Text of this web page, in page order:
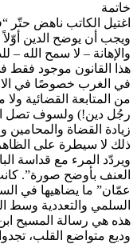
خاتمة
اغتيل الكاتب ناهض حتّر
ويجب أن يوضح الدين أوّلاً
والإهانة – لا سمح الله –
هذا القانون موجود فقط
في الغرب خصوصًا في
من المتابعة القضائية
رجُل دين!) ولسوف تصل
زيادة القضاة والمحامين
ذلك لا سيطرة على
ويردّد المرء مع قداسة
العنف بأوضح صورة”.
عمّان” ما يضاهيها في
السلمي والتعددية وسط
هذه هي رسالة المسيح ابن
وديع متواضع القلب، تجدوا